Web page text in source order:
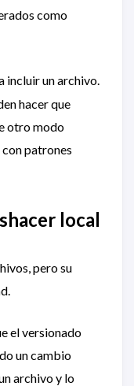
como
incluir un archivo.
hacer que
otro modo
patrones
local
pero su
el versionado
un cambio
archivo y lo